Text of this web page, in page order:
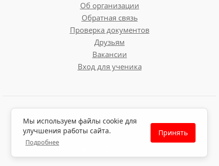
Об организации
Обратная связь
Проверка документов
Друзьям
Вакансии
Вход для ученика
Политика обработки персональных данных
Политика использования файлов cookie
Мы используем файлы cookie для
улучшения работы сайта.
Подробнее
Принять